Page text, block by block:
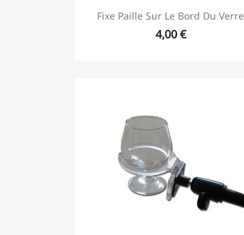
Fixe Paille Sur Le Bord Du Verre
4,00 €